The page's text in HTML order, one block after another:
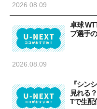
2026.08.09
卓球
プ選手
2026.08.09
『シン
見れる
Tで生配